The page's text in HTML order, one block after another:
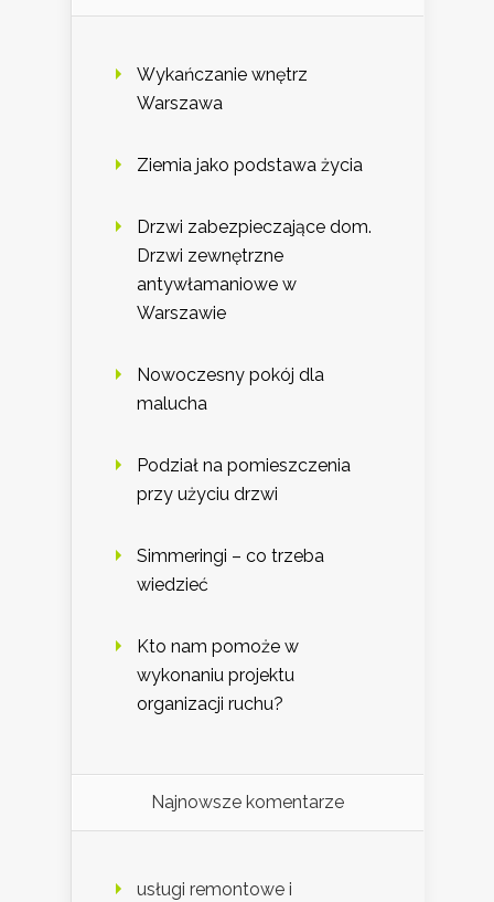
Wykańczanie wnętrz
Warszawa
Ziemia jako podstawa życia
Drzwi zabezpieczające dom.
Drzwi zewnętrzne
antywłamaniowe w
Warszawie
Nowoczesny pokój dla
malucha
Podział na pomieszczenia
przy użyciu drzwi
Simmeringi – co trzeba
wiedzieć
Kto nam pomoże w
wykonaniu projektu
organizacji ruchu?
Najnowsze komentarze
usługi remontowe i